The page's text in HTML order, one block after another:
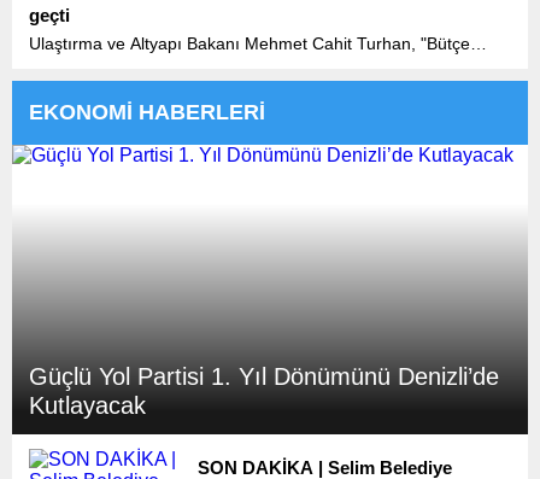
geçti
Ulaştırma ve Altyapı Bakanı Mehmet Cahit Turhan, "Bütçe
Kapıkule Demiryolu Hattı Projesi coğrafi olarak Türkiye’nin
AB’ye bağlanmasını da simgelemektedir" dedi.
EKONOMİ HABERLERİ
Güçlü Yol Partisi 1. Yıl Dönümünü Denizli’de
Kutlayacak
SON DAKİKA | Selim Belediye